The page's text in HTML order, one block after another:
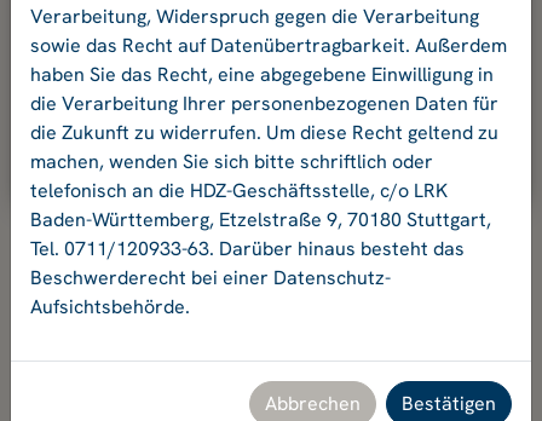
Passwort:
Ok
Hochschuldidaktikzentrum Baden-Württemberg
Etzelstraße 9, 70180 Stuttgart, Tel. +49 711 120933-63,
Verarbeitung, Widerspruch gegen die Verarbeitung
sowie das Recht auf Datenübertragbarkeit. Außerdem
haben Sie das Recht, eine abgegebene Einwilligung in
die Verarbeitung Ihrer personenbezogenen Daten für
die Zukunft zu widerrufen. Um diese Recht geltend zu
machen, wenden Sie sich bitte schriftlich oder
telefonisch an die HDZ-Geschäftsstelle, c/o LRK
Baden-Württemberg, Etzelstraße 9, 70180 Stuttgart,
Tel. 0711/120933-63. Darüber hinaus besteht das
Beschwerderecht bei einer Datenschutz-
Aufsichtsbehörde.
Abbrechen Bestätigen